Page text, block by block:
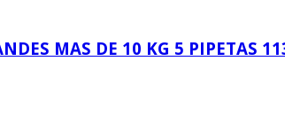
MAS DE 10 KG 5 PIPETAS